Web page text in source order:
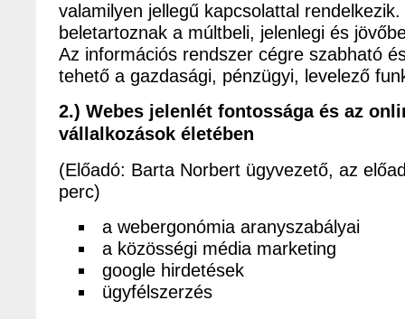
valamilyen jellegű kapcsolattal rendelkezik.
beletartoznak a múltbeli, jelenlegi és
Az információs rendszer cégre szabható
tehető a gazdasági, pénzügyi, levelező
2.) Webes jelenlét fontossága és az
vállalkozások életében
(Előadó: Barta Norbert ügyvezető, az
perc)
a webergonómia aranyszabályai
a közösségi média marketing
google hirdetések
ügyfélszerzés